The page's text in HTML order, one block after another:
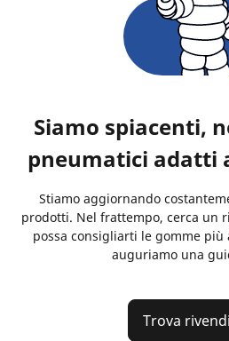
Siamo spiacenti,
pneumatici adatti
Stiamo aggiornando
prodotti. Nel frattempo, cerca un
possa consigliarti le gomme più
auguriamo una
Trova